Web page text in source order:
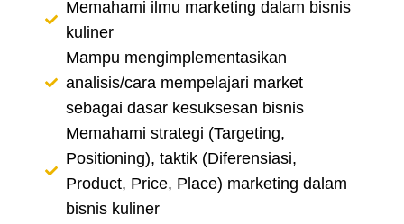
Memahami ilmu marketing dalam bisnis
kuliner
Mampu mengimplementasikan
analisis/cara mempelajari market
sebagai dasar kesuksesan bisnis
Memahami strategi (Targeting,
Positioning), taktik (Diferensiasi,
Product, Price, Place) marketing dalam
bisnis kuliner